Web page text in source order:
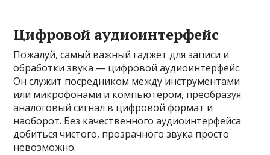
Цифровой аудиоинтерфейс
Пожалуй, самый важный гаджет для записи и
обработки звука — цифровой аудиоинтерфейс.
Он служит посредником между инструментами
или микрофонами и компьютером, преобразуя
аналоговый сигнал в цифровой формат и
наоборот. Без качественного аудиоинтерфейса
добиться чистого, прозрачного звука просто
невозможно.